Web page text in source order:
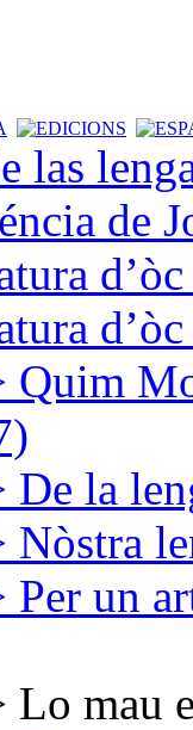
las
de
Quim
la
Per un
Lo mau